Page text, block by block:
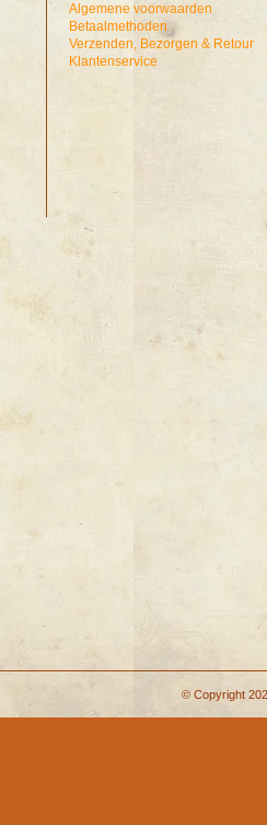
Algemene voorwaarden
Betaalmethoden
Verzenden, Bezorgen & Retour
Klantenservice
© Copyright